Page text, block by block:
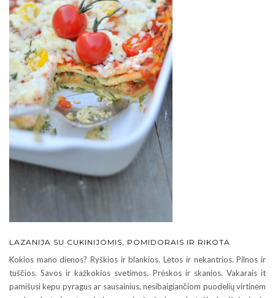
LAZANIJA SU CUKINIJOMIS, POMIDORAIS IR RIKOTA
Kokios mano dienos? Ryškios ir blankios. Lėtos ir nekantrios. Pilnos ir
tuščios. Savos ir kažkokios svetimos. Prėskos ir skanios. Vakarais it
pamišusi kepu pyragus ar sausainius, nesibaigiančiom puodelių virtinėm